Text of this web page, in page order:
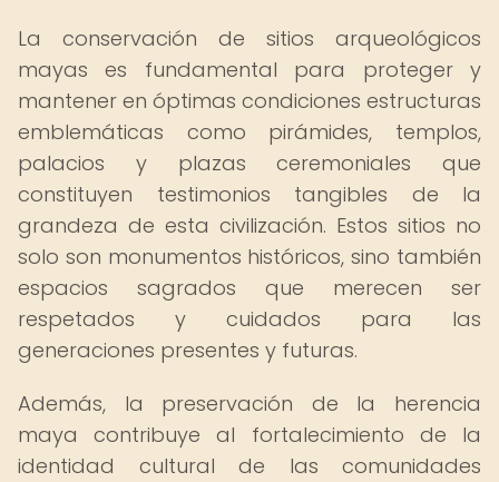
La conservación de sitios arqueológicos
mayas es fundamental para proteger y
mantener en óptimas condiciones estructuras
emblemáticas como pirámides, templos,
palacios y plazas ceremoniales que
constituyen testimonios tangibles de la
grandeza de esta civilización. Estos sitios no
solo son monumentos históricos, sino también
espacios sagrados que merecen ser
respetados y cuidados para las
generaciones presentes y futuras.
Además, la preservación de la herencia
maya contribuye al fortalecimiento de la
identidad cultural de las comunidades